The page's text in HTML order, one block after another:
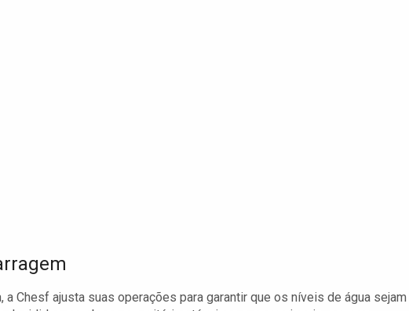
Chesf ajusta suas operações para garantir que os níveis de água sejam